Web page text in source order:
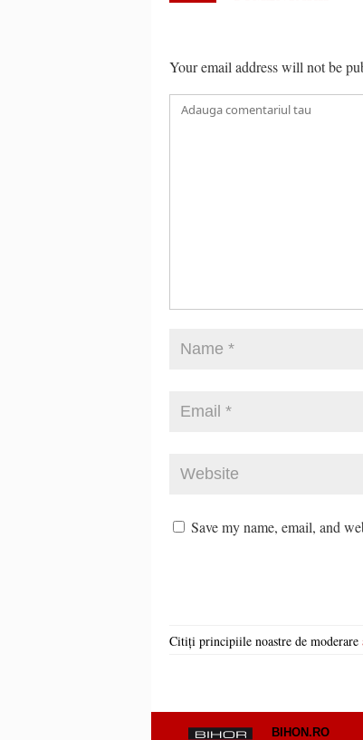
Your email address will not be
Save my name, email, and
Citiți principiile noastre de moderare
BIHON.RO